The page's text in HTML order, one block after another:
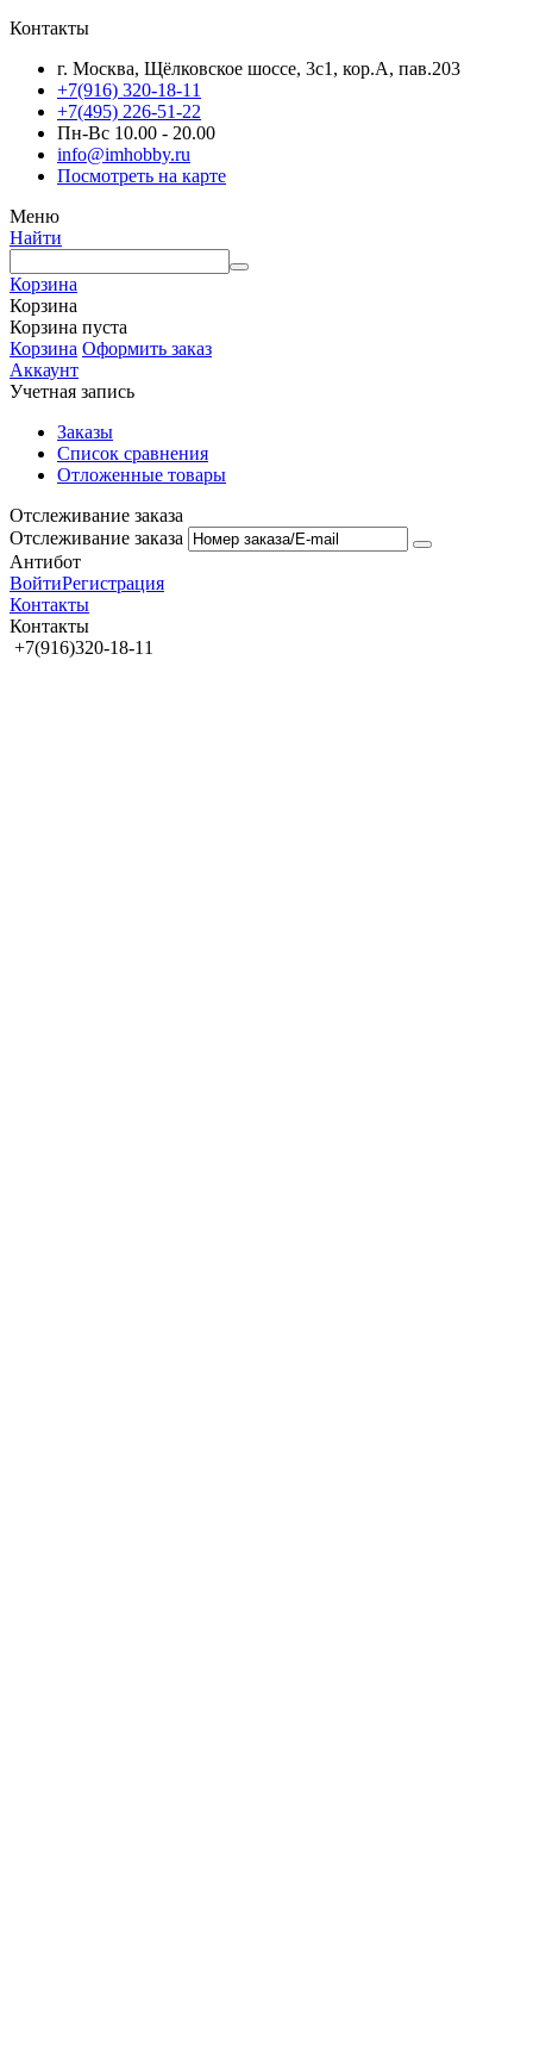
Контакты
г. Москва, Щёлковское шоссе, 3с1, кор.А, пав.203
+7(916) 320-18-11
+7(495) 226-51-22
Пн-Вс 10.00 - 20.00
info@imhobby.ru
Посмотреть на карте
Меню
Найти
Корзина
Корзина
Корзина пуста
Корзина Оформить заказ
Аккаунт
Учетная запись
Заказы
Список сравнения
Отложенные товары
Отслеживание заказа
Отслеживание заказа
Антибот
ВойтиРегистрация
Контакты
Контакты
+7(916)320-18-11